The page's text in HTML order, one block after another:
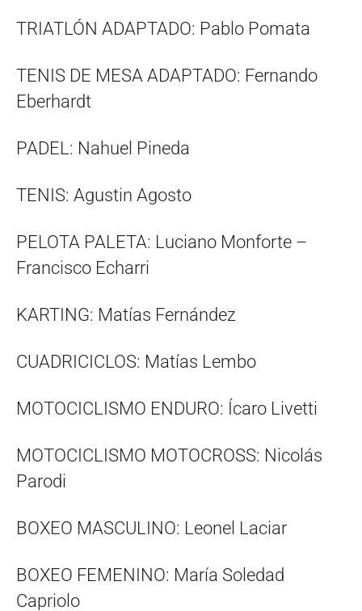
TRIATLÓN ADAPTADO: Pablo Pomata
TENIS DE MESA ADAPTADO: Fernando
Eberhardt
PADEL: Nahuel Pineda
TENIS: Agustin Agosto
PELOTA PALETA: Luciano Monforte –
Francisco Echarri
KARTING: Matías Fernández
CUADRICICLOS: Matías Lembo
MOTOCICLISMO ENDURO: Ícaro Livetti
MOTOCICLISMO MOTOCROSS: Nicolás
Parodi
BOXEO MASCULINO: Leonel Laciar
BOXEO FEMENINO: María Soledad
Capriolo